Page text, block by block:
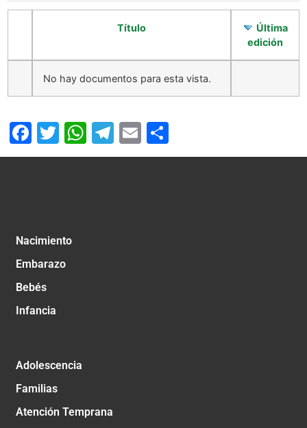
Título
Última
edición
No hay documentos para esta vista.
Facebook
Twitter
WhatsApp
Telegram
Email
Nacimiento
Embarazo
Bebés
Infancia
Adolescencia
Familias
Atención Temprana